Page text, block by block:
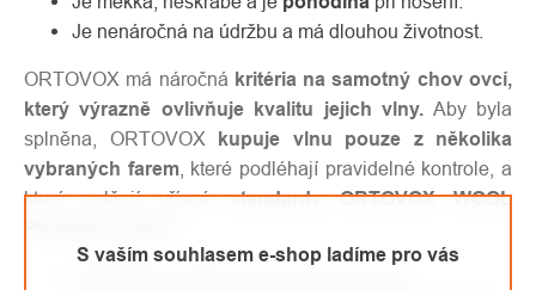
S vaším souhlasem e-shop ladíme pro vás
Je nenáročná na údržbu a má dlouhou životnost.
ORTOVOX má náročná kritéria na samotný chov ovcí,
který výrazně ovlivňuje kvalitu jejich vlny. Aby byla
splněna, ORTOVOX
kupuje vlnu pouze z několika
vybraných farem, které podléhají pravidelné kontrole, a
které splňují přísné
standardy
ORTOVOX WOOL